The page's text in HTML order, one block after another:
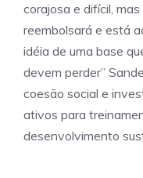
corajosa e difícil,
reembolsará e está
idéia de uma base
devem perder”
coesão social e
ativos para
desenvolvimento